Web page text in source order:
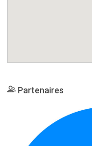
Partenaires